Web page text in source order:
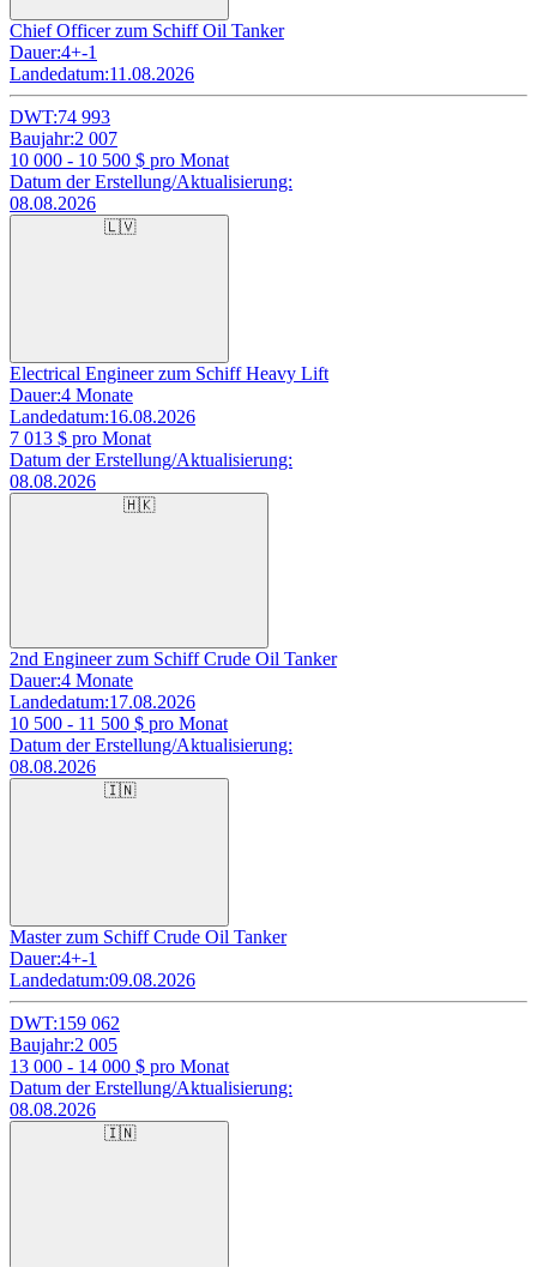
Chief Officer zum Schiff Oil Tanker
Dauer:4+-1
Landedatum:11.08.2026
DWT:74 993
Baujahr:2 007
10 000 - 10 500 $ pro Monat
Datum der Erstellung/Aktualisierung:
08.08.2026
🇱🇻
Electrical Engineer zum Schiff Heavy Lift
Dauer:4 Monate
Landedatum:16.08.2026
7 013 $ pro Monat
Datum der Erstellung/Aktualisierung:
08.08.2026
🇭🇰
2nd Engineer zum Schiff Crude Oil Tanker
Dauer:4 Monate
Landedatum:17.08.2026
10 500 - 11 500 $ pro Monat
Datum der Erstellung/Aktualisierung:
08.08.2026
🇮🇳
Master zum Schiff Crude Oil Tanker
Dauer:4+-1
Landedatum:09.08.2026
DWT:159 062
Baujahr:2 005
13 000 - 14 000 $ pro Monat
Datum der Erstellung/Aktualisierung:
08.08.2026
🇮🇳